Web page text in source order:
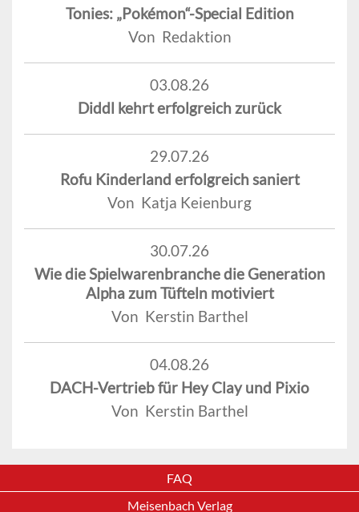
Tonies: „Pokémon“-Special Edition
Von Redaktion
03.08.26
Diddl kehrt erfolgreich zurück
29.07.26
Rofu Kinderland erfolgreich saniert
Von Katja Keienburg
30.07.26
Wie die Spielwarenbranche die Generation
Alpha zum Tüfteln motiviert
Von Kerstin Barthel
04.08.26
DACH-Vertrieb für Hey Clay und Pixio
Von Kerstin Barthel
FAQ
Meisenbach Verlag